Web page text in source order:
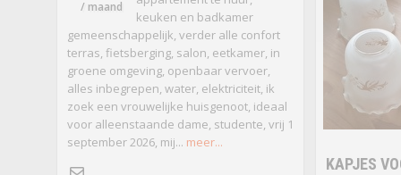
/ maand
keuken en badkamer
gemeenschappelijk, verder alle confort
terras, fietsberging, salon, eetkamer, in
groene omgeving, openbaar vervoer,
alles inbegrepen, water, elektriciteit, ik
zoek een vrouwelijke huisgenoot, ideaal
voor alleenstaande dame, studente, vrij 1
september 2026, mij... meer...
KAPJES